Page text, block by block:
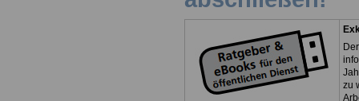
zu